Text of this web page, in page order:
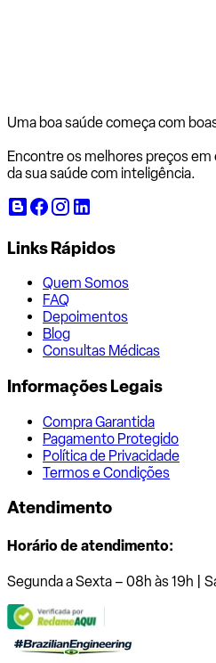
Uma boa saúde começa com
Encontre os melhores preços
da sua saúde com inteligência.
Links Rápidos
Quem Somos
FAQ
Depoimentos
Blog
Consultas Médicas
Informações Legais
Compra Garantida
Pagamento Protegido
Política de Privacidade
Termos e Condições
Atendimento
Horário de atendimento:
Segunda a Sexta – 08h às 19h |